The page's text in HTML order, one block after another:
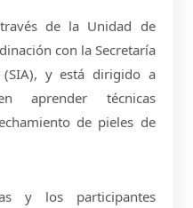
de la Unidad de
con la Secretaría
y está dirigido a
aprender técnicas
de pieles de
y los participantes